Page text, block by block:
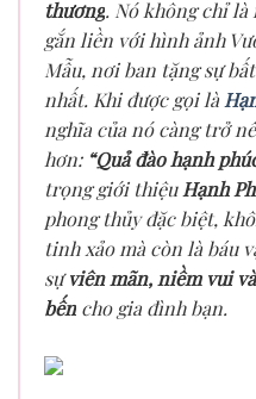
thương. Nó không chỉ
gắn liền với hình ảnh
Mẫu, nơi ban tặng sự
nhất. Khi được gọi là
nghĩa của nó càng trở
hơn: “Quả đào hạnh
trọng giới thiệu Hạnh
phong thủy đặc biệt,
tinh xảo mà còn là báu
sựviên mãn, niềm vui
bến cho gia đình bạn.